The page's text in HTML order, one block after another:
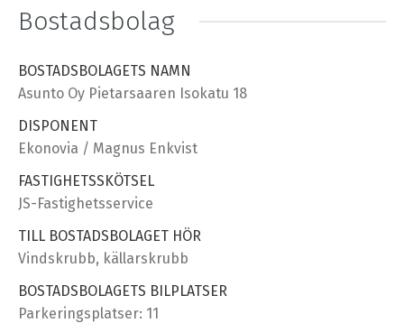
Bostadsbolag
BOSTADSBOLAGETS NAMN
Asunto Oy Pietarsaaren Isokatu 18
DISPONENT
Ekonovia / Magnus Enkvist
FASTIGHETSSKÖTSEL
JS-Fastighetsservice
TILL BOSTADSBOLAGET HÖR
Vindskrubb, källarskrubb
BOSTADSBOLAGETS BILPLATSER
Parkeringsplatser: 11